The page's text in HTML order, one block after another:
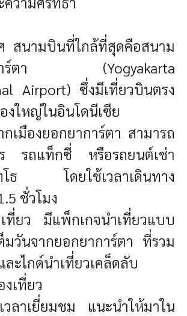
สนามบินที่ใกล้ที่สุดคือสนาม
การ์ตา (Yogyakarta
Airport) ซึ่งมีเที่ยวบินตรง
งใหญ่ในอินโดนีเซีย
กเมืองยอกยาการ์ตา สามารถ
ร รถแท็กซี่ หรือรถยนต์เช่า
โธ โดยใช้เวลาเดินทาง
ชั่วโมง
ที่ยว มีแพ็กเกจนำเที่ยวแบบ
มวันจากยอกยาการ์ตา ที่รวม
ละไกด์นำเที่ยวเคล็ดลับ
เที่ยว
เวลาเยี่ยมชม แนะนำให้มาใน